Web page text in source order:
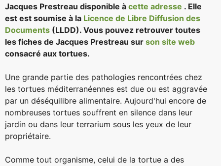
Jacques Prestreau disponible à cette adresse . Elle
est est soumise à la Licence de Libre Diffusion des
Documents (LLDD). Vous pouvez retrouver toutes
les fiches de Jacques Prestreau sur son site web
consacré aux tortues.
Une grande partie des pathologies rencontrées chez
les tortues méditerranéennes est due ou est aggravée
par un déséquilibre alimentaire. Aujourd'hui encore de
nombreuses tortues souffrent en silence dans leur
jardin ou dans leur terrarium sous les yeux de leur
propriétaire.
Comme tout organisme, celui de la tortue a des